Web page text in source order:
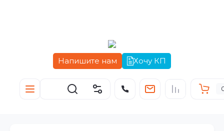
Напишите нам Хочу КП